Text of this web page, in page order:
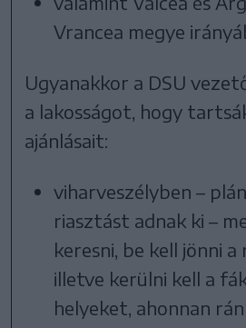
Vrancea megye
Ugyanakkor a DSU
a lakosságot, hogy
ajánlásait:
viharveszélyben –
riasztást adnak ki –
keresni, be kell jönni
illetve kerülni kell a
helyeket, ahonnan